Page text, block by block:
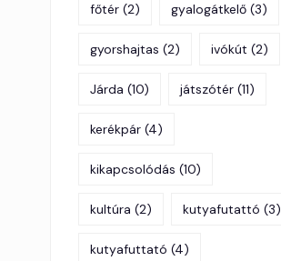
főtér (2) gyalogátkelő (3)
gyorshajtas (2) ivókút (2)
Járda (10) játszótér (11)
kerékpár (4)
kikapcsolódás (10)
kultúra (2) kutyafutattó (3)
kutyafuttató (4)